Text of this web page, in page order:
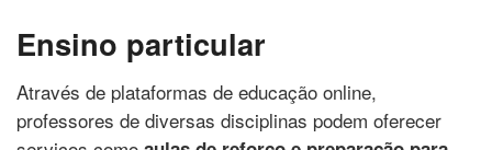
Ensino particular
Através de plataformas de educação online,
professores de diversas disciplinas podem oferecer